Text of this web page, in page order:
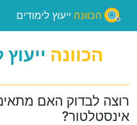
הכוונה ייעוץ לימודים
הכוונה
רוצה לבדוק האם
אינסטלטור?